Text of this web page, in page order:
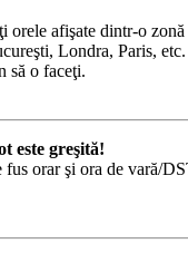
orele afişate dintr-o
Londra, Paris,
să o faceţi.
este greşită!
fus orar şi ora de vară/